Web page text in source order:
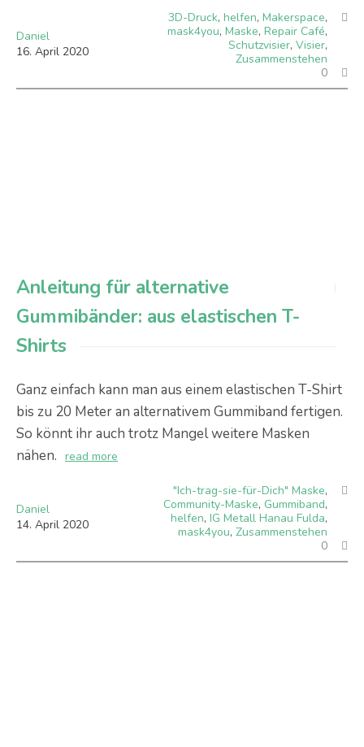
Daniel
16. April 2020
3D-Druck, helfen, Makerspace,
mask4you, Maske, Repair Café,
Schutzvisier, Visier,
Zusammenstehen
0
Anleitung für alternative
Gummibänder: aus elastischen T-
Shirts
Ganz einfach kann man aus einem elastischen T-Shirt
bis zu 20 Meter an alternativem Gummiband fertigen.
So könnt ihr auch trotz Mangel weitere Masken
nähen. read more
Daniel
14. April 2020
"Ich-trag-sie-für-Dich" Maske,
Community-Maske, Gummiband,
helfen, IG Metall Hanau Fulda,
mask4you, Zusammenstehen
0